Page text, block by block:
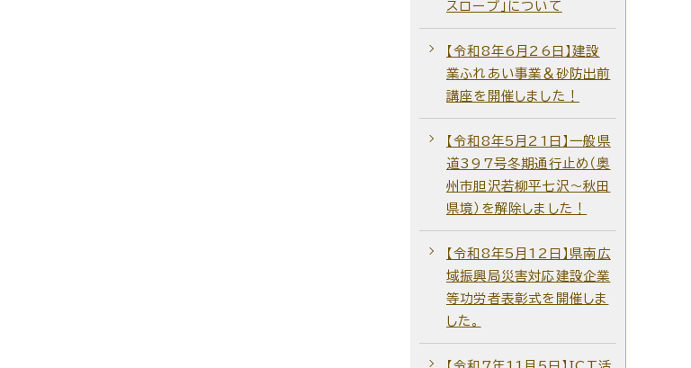
スロープ」について
【令和8年6月26日】建設
業ふれあい事業＆砂防出前
講座を開催しました！
【令和8年5月21日】一般県
道397号冬期通行止め（奥
州市胆沢若柳平七沢～秋田
県境）を解除しました！
【令和8年5月12日】県南広
域振興局災害対応建設企業
等功労者表彰式を開催しま
した。